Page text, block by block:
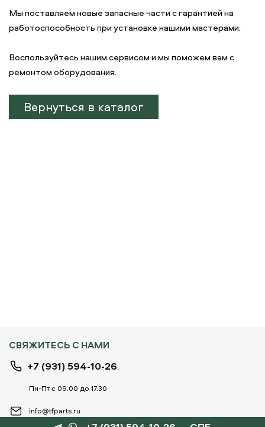
Мы поставляем новые запасные части с гарантией на
работоспособность при установке нашими мастерами.
Воспользуйтесь нашим сервисом и мы поможем вам с
ремонтом оборудования.
Вернуться в каталог
СВЯЖИТЕСЬ С НАМИ
+7 (931) 594-10-26
Пн-Пт с 09.00 до 17.30
info@tfparts.ru